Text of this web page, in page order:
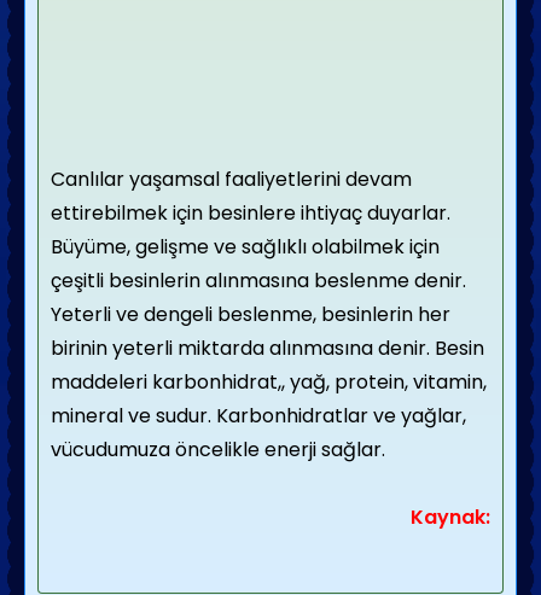
Canlılar yaşamsal faaliyetlerini devam
ettirebilmek için besinlere ihtiyaç duyarlar.
Büyüme, gelişme ve sağlıklı olabilmek için
çeşitli besinlerin alınmasına beslenme denir.
Yeterli ve dengeli beslenme, besinlerin her
birinin yeterli miktarda alınmasına denir. Besin
maddeleri karbonhidrat,, yağ, protein, vitamin,
mineral ve sudur. Karbonhidratlar ve yağlar,
vücudumuza öncelikle enerji sağlar.
Kaynak: